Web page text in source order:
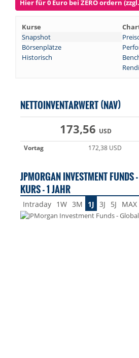
Hier für 0 Euro bei ZERO ordern
Kurse
Snapshot
Börsenplätze
Historisch
NETTOINVENTARWERT (NAV)
173,56 USD
Vortag
172,38 USD
JPMORGAN INVESTMENT
KURS - 1 JAHR
Intraday 1W 3M 1J 3J 5J MAX